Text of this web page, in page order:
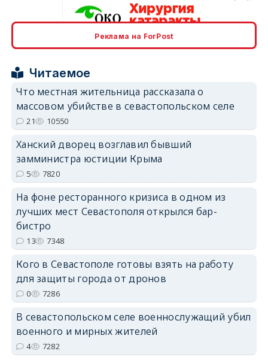
erid: 2SDnjcrDNw6
Реклама на ForPost
Читаемое
Что местная жительница рассказала о
массовом убийстве в севастопольском селе
21 10550
Ханский дворец возглавил бывший
замминистра юстиции Крыма
5 7820
На фоне ресторанного кризиса в одном из
лучших мест Севастополя открылся бар-
бистро
13 7348
Кого в Севастополе готовы взять на работу
для защиты города от дронов
0 7286
В севастопольском селе военнослужащий убил
военного и мирных жителей
4 7282